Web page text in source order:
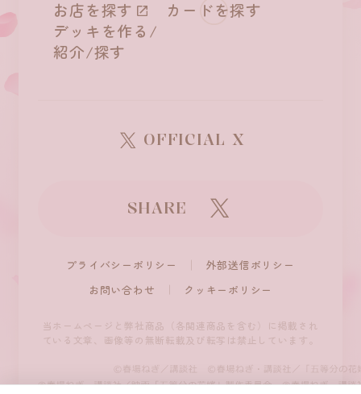
お店を探す
カードを探す
デッキを作る/
紹介/探す
OFFICIAL X
SHARE
プライバシーポリシー
外部送信ポリシー
お問い合わせ
クッキーポリシー
当ホームページと弊社商品（各関連商品を含む）に掲載され
ている文章、 画像等の無断転載及び転写は禁止しています。